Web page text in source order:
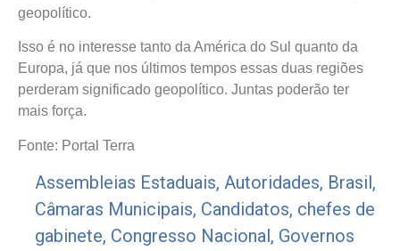
geopolítico.
Isso é no interesse tanto da América do Sul quanto da
Europa, já que nos últimos tempos essas duas regiões
perderam significado geopolítico. Juntas poderão ter
mais força.
Fonte: Portal Terra
Assembleias Estaduais, Autoridades, Brasil,
Câmaras Municipais, Candidatos, chefes de
gabinete, Congresso Nacional, Governos